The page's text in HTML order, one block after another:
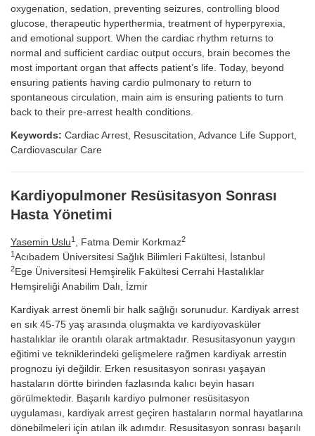
oxygenation, sedation, preventing seizures, controlling blood
glucose, therapeutic hyperthermia, treatment of hyperpyrexia,
and emotional support. When the cardiac rhythm returns to
normal and sufficient cardiac output occurs, brain becomes the
most important organ that affects patient’s life. Today, beyond
ensuring patients having cardio pulmonary to return to
spontaneous circulation, main aim is ensuring patients to turn
back to their pre-arrest health conditions.
Keywords: Cardiac Arrest, Resuscitation, Advance Life Support,
Cardiovascular Care
Kardiyopulmoner Resüsitasyon Sonrası
Hasta Yönetimi
Yasemin Uslu1 , Fatma Demir Korkmaz2
1 Acıbadem Üniversitesi Sağlık Bilimleri Fakültesi, İstanbul
2Ege Üniversitesi Hemşirelik Fakültesi Cerrahi Hastalıklar
Hemşireliği Anabilim Dalı, İzmir
Kardiyak arrest önemli bir halk sağlığı sorunudur. Kardiyak arrest
en sık 45-75 yaş arasında oluşmakta ve kardiyovasküler
hastalıklar ile orantılı olarak artmaktadır. Resusitasyonun yaygın
eğitimi ve tekniklerindeki gelişmelere rağmen kardiyak arrestin
prognozu iyi değildir. Erken resusitasyon sonrası yaşayan
hastaların dörtte birinden fazlasında kalıcı beyin hasarı
görülmektedir. Başarılı kardiyo pulmoner resüsitasyon
uygulaması, kardiyak arrest geçiren hastaların normal hayatlarına
dönebilmeleri için atılan ilk adımdır. Resusitasyon sonrası başarılı